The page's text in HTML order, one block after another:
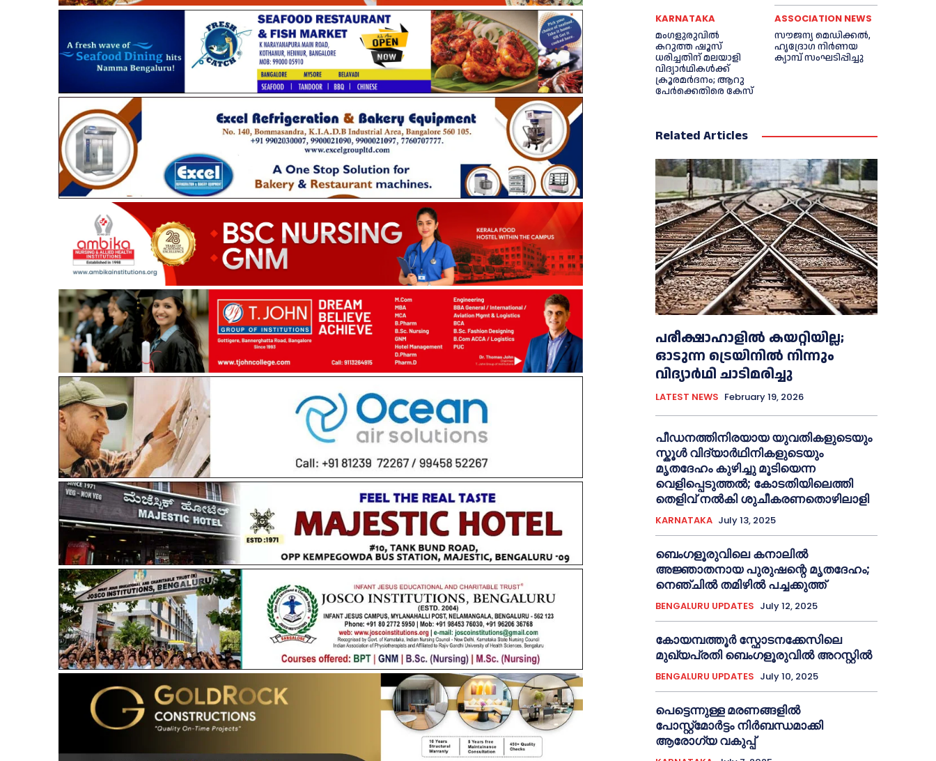
KARNATAKA
മംഗളുരുവില്‍
കറുത്ത ഷൂസ്
ധരിച്ചതിന് മലയാളി
വിദ്യാര്‍ഥികള്‍ക്ക്
ക്രൂരമര്‍ദനം; ആറു
പേര്‍ക്കെതിരെ കേസ്
ASSOCIATION NEWS
സൗജന്യ മെഡിക്കല്‍,
ഹൃദ്രോഗ നിര്‍ണയ
ക്യാമ്പ് സംഘടിപ്പിച്ചു
Related Articles
പരീക്ഷാഹാളിൽ കയറ്റിയില്ല;
ഓടുന്ന ട്രെയിനിൽ നിന്നും
വിദ്യാർഥി ചാടിമരിച്ചു
LATEST NEWS February 19, 2026
പീഡനത്തിനിരയായ യുവതികളുടെയും
സ്കൂൾ വിദ്യാർഥിനികളുടെയും
മൃതദേഹം കുഴിച്ചു മൂടിയെന്ന
വെളിപ്പെടുത്തൽ; കോടതിയിലെത്തി
തെളിവ് നൽകി ശുചീകരണതൊഴിലാളി
KARNATAKA July 13, 2025
ബെംഗളൂരുവിലെ കനാലിൽ
അജ്ഞാതനായ പുരുഷന്റെ മൃതദേഹം;
നെഞ്ചിൽ തമിഴിൽ പച്ചക്കുത്ത്
BENGALURU UPDATES July 12, 2025
കോയമ്പത്തൂർ സ്ഫോടനക്കേസിലെ
മുഖ്യപ്രതി ബെംഗളൂരുവിൽ അറസ്റ്റിൽ
BENGALURU UPDATES July 10, 2025
പെട്ടെന്നുള്ള മരണങ്ങളിൽ
പോസ്റ്റ്മോർട്ടം നിർബന്ധമാക്കി
ആരോഗ്യ വകുപ്പ്